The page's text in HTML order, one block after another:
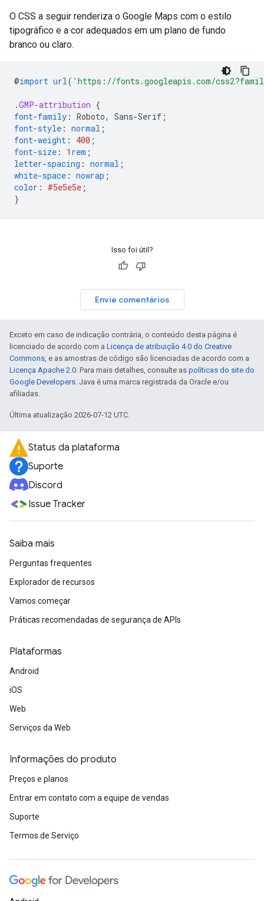
O CSS a seguir renderiza o Google Maps com o estilo
tipográfico e a cor adequados em um plano de fundo
branco ou claro.
@import url( 'https://fonts.googleapis.com/
.GMP-attribution {
font-family : Roboto, Sans-Serif ;
font-style : normal ;
font-weight : 400 ;
font-size : 1 rem ;
letter-spacing : normal ;
white-space : nowrap ;
color : #5e5e5e ;
}
Isso foi útil?
Envie comentários
Exceto em caso de indicação contrária, o conteúdo desta página é
licenciado de acordo com a Licença de atribuição 4.0 do Creative
Commons, e as amostras de código são licenciadas de acordo com a
Licença Apache 2.0. Para mais detalhes, consulte as políticas do site do
Google Developers. Java é uma marca registrada da Oracle e/ou
afiliadas.
Última atualização 2026-07-12 UTC.
Status da plataforma
Suporte
Discord
Issue Tracker
Saiba mais
Perguntas frequentes
Explorador de recursos
Vamos começar
Práticas recomendadas de segurança de APIs
Plataformas
Android
iOS
Web
Serviços da Web
Informações do produto
Preços e planos
Entrar em contato com a equipe de vendas
Suporte
Termos de Serviço